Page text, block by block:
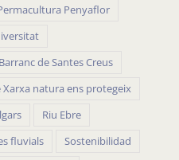
Penyaflor
de Santes Creus
Xarxa natura ens protegeix
Riu Ebre
fluvials
Sostenibilidad